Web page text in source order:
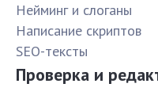
Нейминг и слоганы
Написание скриптов
SEO-тексты
Проверка и